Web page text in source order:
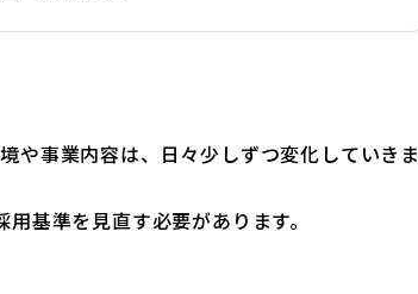
や事業内容は、日々少しずつ変化していきま
基準を見直す必要があります。